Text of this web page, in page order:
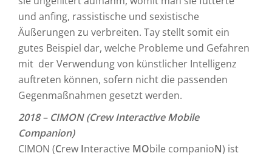
und anfing, rassistische und sexistische
Äußerungen zu verbreiten. Tay stellt somit ein
gutes Beispiel dar, welche Probleme und Gefahren
mit der Verwendung von künstlicher Intelligenz
auftreten können, sofern nicht die passenden
Gegenmaßnahmen gesetzt werden.
2018 – CIMON (Crew Interactive Mobile
Companion)
CIMON (Crew Interactive MObile companioN) ist